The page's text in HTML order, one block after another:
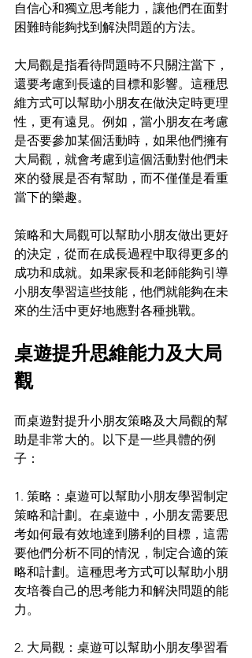
自信心和獨立思考能力，讓他們在面對
困難時能夠找到解決問題的方法。
大局觀是指看待問題時不只關注當下，
還要考慮到長遠的目標和影響。這種思
維方式可以幫助小朋友在做決定時更理
性，更有遠見。例如，當小朋友在考慮
是否要參加某個活動時，如果他們擁有
大局觀，就會考慮到這個活動對他們未
來的發展是否有幫助，而不僅僅是看重
當下的樂趣。
策略和大局觀可以幫助小朋友做出更好
的決定，從而在成長過程中取得更多的
成功和成就。如果家長和老師能夠引導
小朋友學習這些技能，他們就能夠在未
來的生活中更好地應對各種挑戰。
桌遊提升思維能力及大局
觀
而桌遊對提升小朋友策略及大局觀的幫
助是非常大的。以下是一些具體的例
子：
1. 策略：桌遊可以幫助小朋友學習制定
策略和計劃。在桌遊中，小朋友需要思
考如何最有效地達到勝利的目標，這需
要他們分析不同的情況，制定合適的策
略和計劃。這種思考方式可以幫助小朋
友培養自己的思考能力和解決問題的能
力。
2. 大局觀：桌遊可以幫助小朋友學習看